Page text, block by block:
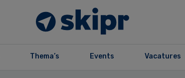
Thema’s Events Vacatures